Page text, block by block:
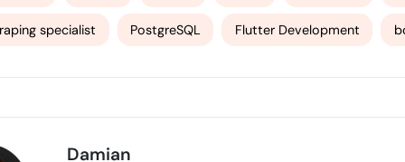
specialist PostgreSQL Flutter Development
Damian